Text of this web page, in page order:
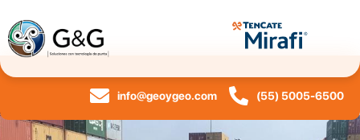
info@geoygeo.com (55) 5005-6500